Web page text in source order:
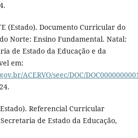
(Estado). Documento Curricular do
Norte: Ensino Fundamental. Natal:
de Estado da Educação e da
em:
ACERVO/seec/DOC/
Referencial Curricular
de Estado da Educação,